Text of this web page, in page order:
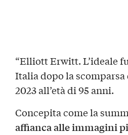
“Elliott Erwitt. L’ideale
Italia dopo la
2023 all’età di 95 anni.
Concepita come la
affianca alle immagini